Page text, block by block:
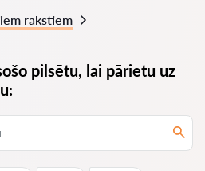
rakstiem
pilsētu, lai pārietu uz